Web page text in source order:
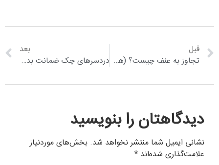
قبل
تجاوز به عنف چیست؟ (همراه با پادکست)
بعد
دردسرهای چک ضمانت بدون تاریخ (همراه با پادکست)
دیدگاهتان را بنویسید
نشانی ایمیل شما منتشر نخواهد شد. بخش‌های موردنیاز
علامت‌گذاری شده‌اند *